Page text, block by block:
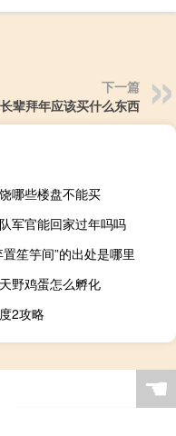
下一篇
辈拜年应该买什么东西
哪些楼盘不能买
军官能回家过年吗吗
置笙竽间”的出处是哪里
野鸡蛋怎么孵化
2攻略
☚